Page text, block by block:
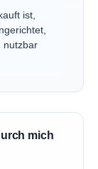
ist,
nutzbar
mich